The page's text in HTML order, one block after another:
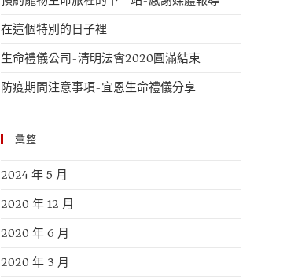
在這個特別的日子裡
生命禮儀公司-清明法會2020圓滿結束
防疫期間注意事項-宜恩生命禮儀分享
彙整
2024 年 5 月
2020 年 12 月
2020 年 6 月
2020 年 3 月